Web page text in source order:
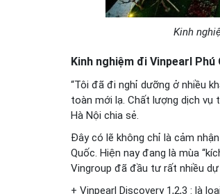
Kinh
Kinh nghiệm đi Vinpearl Phú
“Tôi đã đi nghỉ dưỡng ở nhiều
toàn mới lạ. Chất lượng dịch vụ
Hà Nội chia sẻ.
Đây có lẽ không chỉ là cảm
Quốc. Hiện nay đang là mùa
Vingroup đã đầu tư rất nhiều
+ Vinpearl Discovery 1,2,3 : là